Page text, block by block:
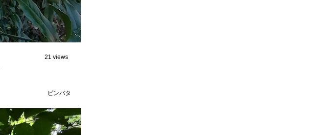
21 views
ピンバタ